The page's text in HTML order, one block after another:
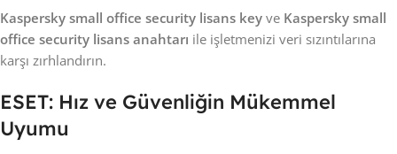
Kaspersky small office security lisans key ve Kaspersky small
office security lisans anahtarı ile işletmenizi veri sızıntılarına
karşı zırhlandırın.
ESET: Hız ve Güvenliğin Mükemmel
Uyumu